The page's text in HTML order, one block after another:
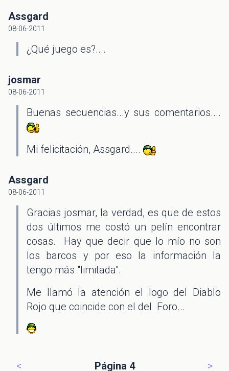
Assgard
08-06-2011
¿Qué juego es?....
josmar
08-06-2011
Buenas secuencias...y sus comentarios....
Mi felicitación, Assgard....
Assgard
08-06-2011
Gracias josmar, la verdad, es que de estos
dos últimos me costó un pelín encontrar
cosas. Hay que decir que lo mío no son
los barcos y por eso la información la
tengo más "limitada".
Me llamó la atención el logo del Diablo
Rojo que coincide con el del Foro...
< Página 4 >